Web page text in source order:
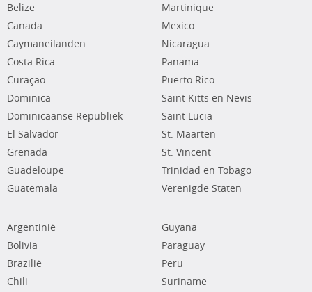
Belize
Canada
Caymaneilanden
Costa Rica
Curaçao
Dominica
Dominicaanse Republiek
El Salvador
Grenada
Guadeloupe
Guatemala
Martinique
Mexico
Nicaragua
Panama
Puerto Rico
Saint Kitts en Nevis
Saint Lucia
St. Maarten
St. Vincent
Trinidad en Tobago
Verenigde Staten
Argentinië
Bolivia
Brazilië
Chili
Guyana
Paraguay
Peru
Suriname